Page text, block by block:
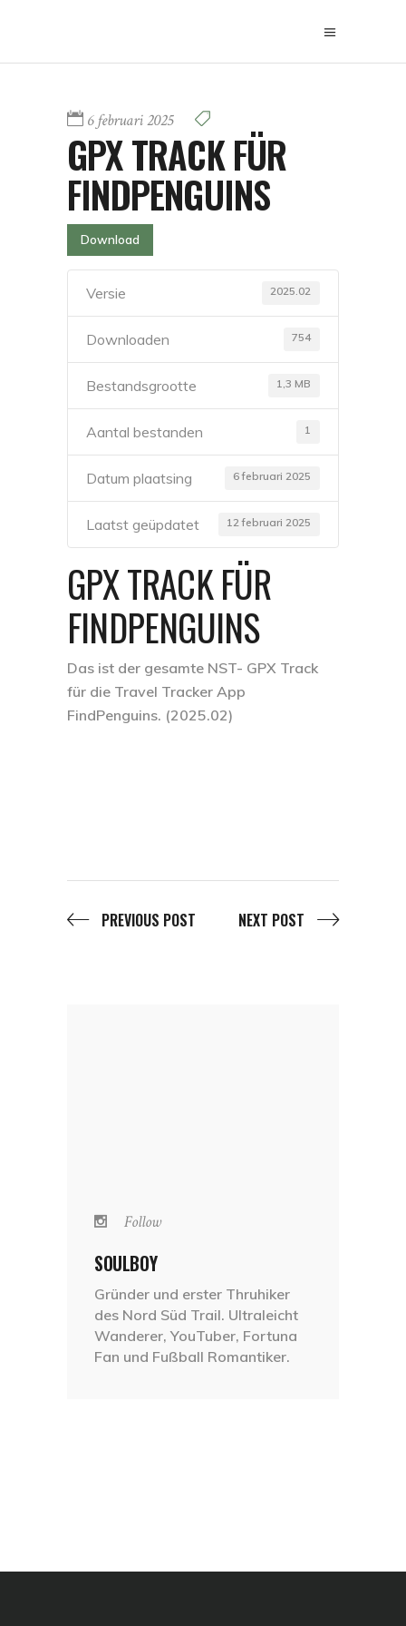
6 februari 2025
GPX TRACK FÜR
FINDPENGUINS
Download
Versie 2025.02
Downloaden 754
Bestandsgrootte 1,3 MB
Aantal bestanden 1
Datum plaatsing 6 februari 2025
Laatst geüpdatet 12 februari 2025
GPX TRACK FÜR
FINDPENGUINS
Das ist der gesamte NST- GPX Track
für die Travel Tracker App
FindPenguins. (2025.02)
PREVIOUS POST NEXT POST
Follow
SOULBOY
Gründer und erster Thruhiker
des Nord Süd Trail. Ultraleicht
Wanderer, YouTuber, Fortuna
Fan und Fußball Romantiker.